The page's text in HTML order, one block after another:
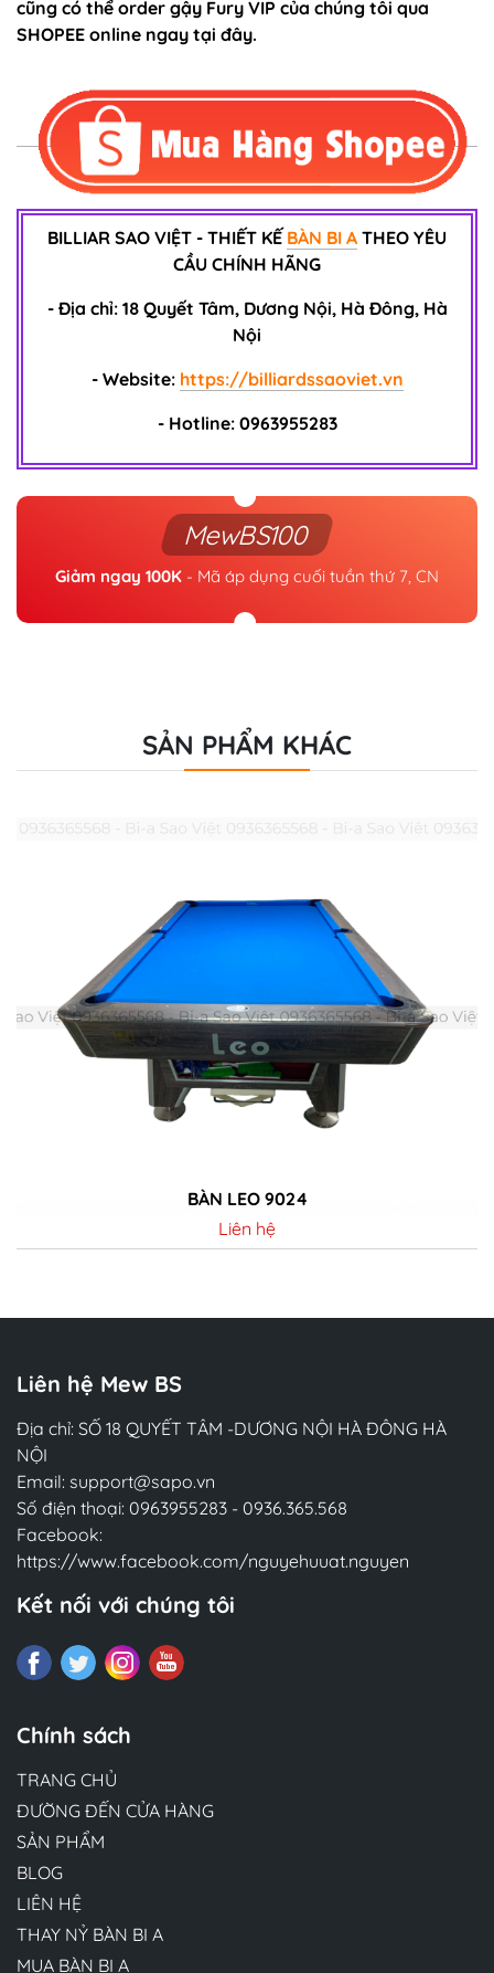
cũng có thể order gậy Fury VIP của chúng tôi qua
SHOPEE online ngay tại đây.
BILLIAR SAO VIỆT - THIẾT KẾ BÀN BI A THEO YÊU
CẦU CHÍNH HÃNG
- Địa chỉ: 18 Quyết Tâm, Dương Nội, Hà Đông, Hà
Nội
- Website: https://billiardssaoviet.vn
- Hotline: 0963955283
MewBS100
Giảm ngay 100K - Mã áp dụng cuối tuần thứ 7, CN
SẢN PHẨM KHÁC
BÀN LEO 9024
Liên hệ
Liên hệ Mew BS
Địa chỉ: SỐ 18 QUYẾT TÂM -DƯƠNG NỘI HÀ ĐÔNG HÀ
NỘI
Email: support@sapo.vn
Số điện thoại: 0963955283 - 0936.365.568
Facebook:
https://www.facebook.com/nguyehuuat.nguyen
Kết nối với chúng tôi
Chính sách
TRANG CHỦ
ĐƯỜNG ĐẾN CỬA HÀNG
SẢN PHẨM
BLOG
LIÊN HỆ
THAY NỶ BÀN BI A
MUA BÀN BI A